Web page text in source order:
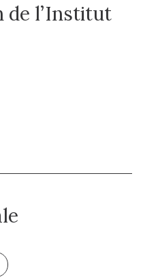
de l’Institut